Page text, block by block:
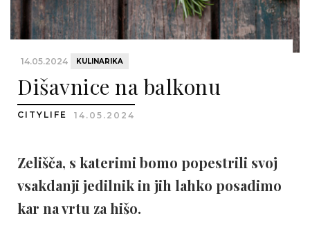
14.05.2024 KULINARIKA
Dišavnice na balkonu
CITYLIFE 14.05.2024
Zelišča, s katerimi bomo popestrili svoj
vsakdanji jedilnik in jih lahko posadimo
kar na vrtu za hišo.